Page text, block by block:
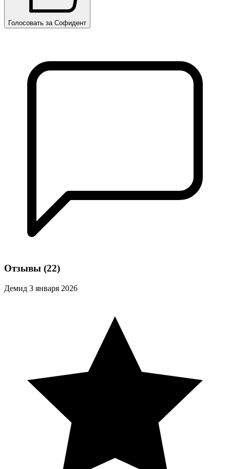
Голосовать за Софидент
Отзывы (22)
Демид 3 января 2026